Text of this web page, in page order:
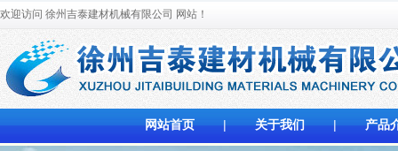
欢迎访问 徐州吉泰建材机械有限公司 网站！
网站首页|关于我们|产品